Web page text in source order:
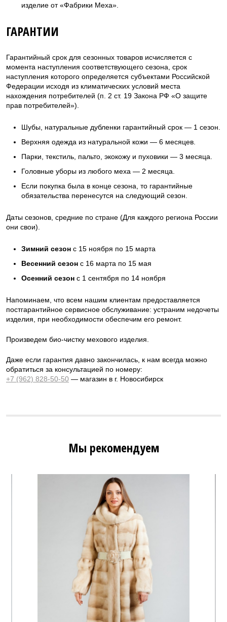
изделие от «Фабрики Меха».
ГАРАНТИИ
Гарантийный срок для сезонных товаров исчисляется с
момента наступления соответствующего сезона, срок
наступления которого определяется субъектами Российской
Федерации исходя из климатических условий места
нахождения потребителей (п. 2 ст. 19 Закона РФ «О защите
прав потребителей»).
Шубы, натуральные дубленки гарантийный срок — 1 сезон.
Верхняя одежда из натуральной кожи — 6 месяцев.
Парки, текстиль, пальто, экокожу и пуховики — 3 месяца.
Головные уборы из любого меха — 2 месяца.
Если покупка была в конце сезона, то гарантийные
обязательства перенесутся на следующий сезон.
Даты сезонов, средние по стране (Для каждого региона России
они свои).
Зимний сезон с 15 ноября по 15 марта
Весенний сезон с 16 марта по 15 мая
Осенний сезон с 1 сентября по 14 ноября
Напоминаем, что всем нашим клиентам предоставляется
постгарантийное сервисное обслуживание: устраним недочеты
изделия, при необходимости обеспечим его ремонт.
Произведем био-чистку мехового изделия.
Даже если гарантия давно закончилась, к нам всегда можно
обратиться за консультацией по номеру:
+7 (962) 828-50-50 — магазин в г. Новосибирск
Мы рекомендуем